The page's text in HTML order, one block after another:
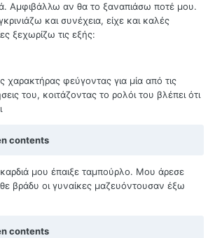
Αμφιβάλλω αν θα το ξαναπιάσω ποτέ μου.
και συνέχεια, είχε και καλές
ξεχωρίζω τις εξής:
χαρακτήρας φεύγοντας για μία από τις
του, κοιτάζοντας το ρολόι του βλέπει ότι
contents
μου έπαιξε ταμπούρλο. Μου άρεσε
βράδυ οι γυναίκες μαζευόντουσαν έξω
contents